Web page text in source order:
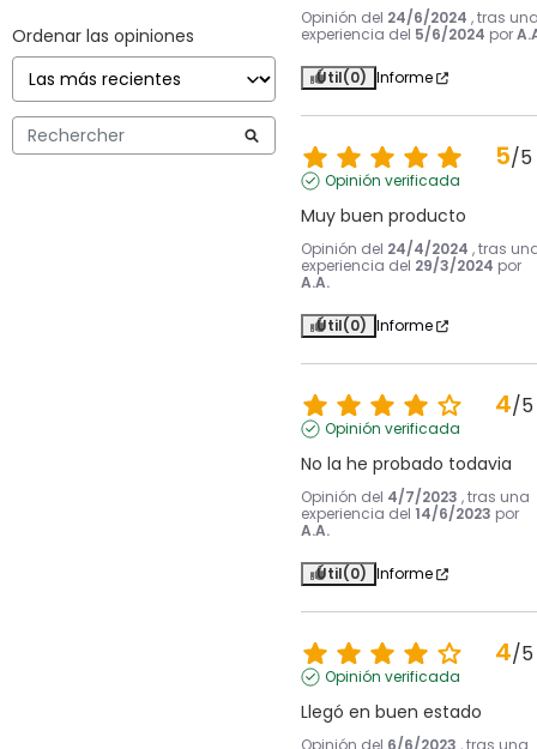
Ordenar las opiniones
Opinión del 24/6/2024 , tras
experiencia del 5/6/2024 por
Útil(0) Informe
5/5
Opinión verificada
Muy buen producto
Opinión del 24/4/2024 , tras
experiencia del 29/3/2024 por
A.A.
Útil(0) Informe
4/5
Opinión verificada
No la he probado todavia
Opinión del 4/7/2023 , tras una
experiencia del 14/6/2023 por
A.A.
Útil(0) Informe
4/5
Opinión verificada
Llegó en buen estado